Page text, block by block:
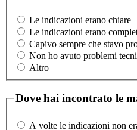
Le indicazioni erano chiare
Le indicazioni erano
Capivo sempre che stavo
Non ho avuto problemi
Altro
Dove hai incontrato le
A volte le indicazioni non